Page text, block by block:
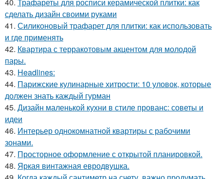
40. Трафареты для росписи керамической плитки: как
сделать дизайн своими руками
41. Силиконовый трафарет для плитки: как использовать
и где применять
42. Квартира с терракотовым акцентом для молодой
пары.
43. Headlines:
44. Парижские кулинарные хитрости: 10 уловок, которые
должен знать каждый гурман
45. Дизайн маленькой кухни в стиле прованс: советы и
идеи
46. Интерьер однокомнатной квартиры с рабочими
зонами.
47. Просторное оформление с открытой планировкой.
48. Яркая винтажная евродвушка.